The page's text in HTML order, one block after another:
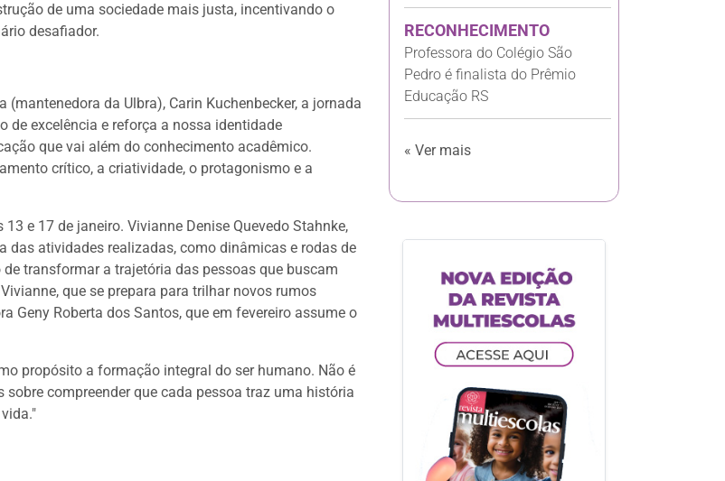
de uma sociedade mais justa, incentivando o
desafiador.
da Ulbra), Carin Kuchenbecker, a jornada
de excelência e reforça a nossa identidade
que vai além do conhecimento acadêmico.
crítico, a criatividade, o protagonismo e a
e 17 de janeiro. Vivianne Denise Quevedo Stahnke,
das atividades realizadas, como dinâmicas e rodas de
transformar a trajetória das pessoas que buscam
que se prepara para trilhar novos rumos
Geny Roberta dos Santos, que em fevereiro assume o
propósito a formação integral do ser humano. Não é
compreender que cada pessoa traz uma história
RECONHECIMENTO
Professora do Colégio São
Pedro é finalista do Prêmio
Educação RS
« Ver mais